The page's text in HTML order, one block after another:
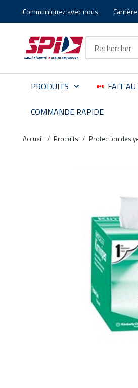
Aller au contenu principal
Skip to menu
Skip to footer
Communiquez avec nous Carrière
PRODUITS FAIT
COMMANDE RAPIDE
Accueil / Produits / Protection des